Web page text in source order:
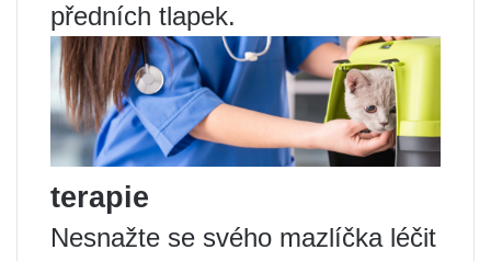
předních tlapek.
terapie
Nesnažte se svého mazlíčka léčit